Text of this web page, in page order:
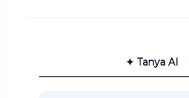
✦ Tanya AI